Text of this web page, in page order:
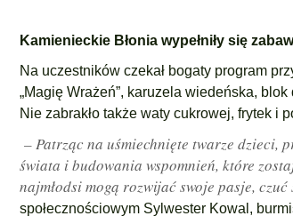
Kamienieckie Błonia wypełniły się
Na uczestników czekał bogaty program
„Magię Wrażeń”, karuzela wiedeńska,
Nie zabrakło także waty cukrowej, frytek i
– Patrząc na uśmiechnięte twarze dzieci,
świata i budowania wspomnień, które
najmłodsi mogą rozwijać swoje pasje,
społecznościowym Sylwester Kowal,